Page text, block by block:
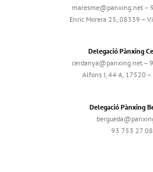
maresme@panxing.net –
Enric Morera 25, 08339 –
Delegació Pànxing
cerdanya@panxing.net –
Alfons I, 44 A, 17520 –
Delegació Pànxing
93 753 27 08